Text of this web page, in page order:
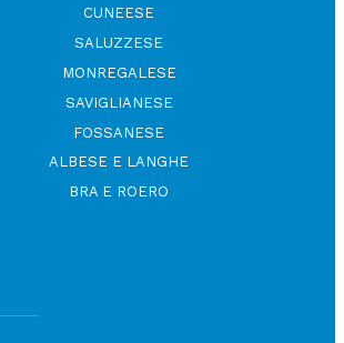
CUNEESE
SALUZZESE
MONREGALESE
SAVIGLIANESE
FOSSANESE
ALBESE E LANGHE
BRA E ROERO